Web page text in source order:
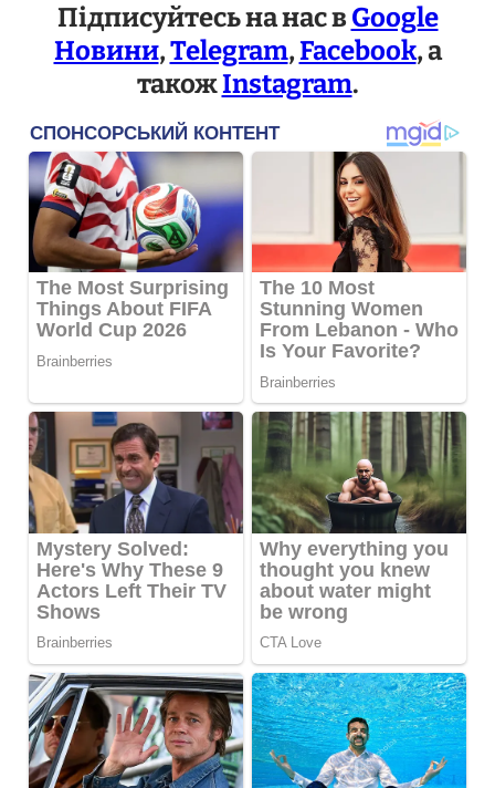
Підписуйтесь на нас вGoogle
Новини,Telegram,Facebook, а
такожInstagram.